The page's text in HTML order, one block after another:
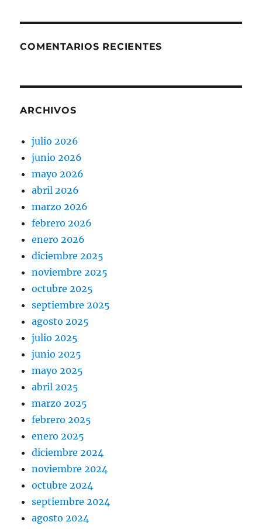
COMENTARIOS RECIENTES
ARCHIVOS
julio 2026
junio 2026
mayo 2026
abril 2026
marzo 2026
febrero 2026
enero 2026
diciembre 2025
noviembre 2025
octubre 2025
septiembre 2025
agosto 2025
julio 2025
junio 2025
mayo 2025
abril 2025
marzo 2025
febrero 2025
enero 2025
diciembre 2024
noviembre 2024
octubre 2024
septiembre 2024
agosto 2024